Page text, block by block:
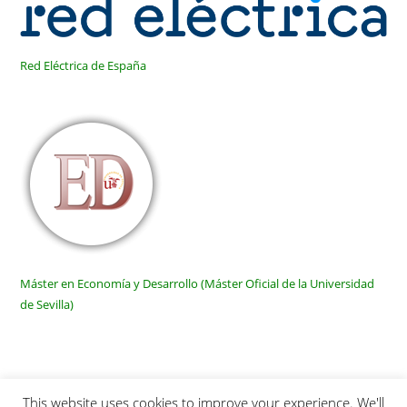
Red Eléctrica de España
Máster en Economía y Desarrollo (Máster Oficial de la Universidad
de Sevilla)
This website uses cookies to improve your experience. We'll